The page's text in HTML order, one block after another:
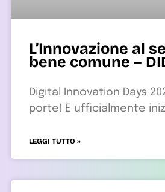
L’Innovazione al
bene comune –
Digital Innovation Days
porte! È ufficialmente
LEGGI TUTTO »